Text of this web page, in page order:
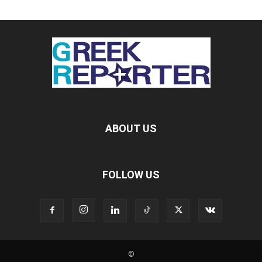
ABOUT US
FOLLOW US
©